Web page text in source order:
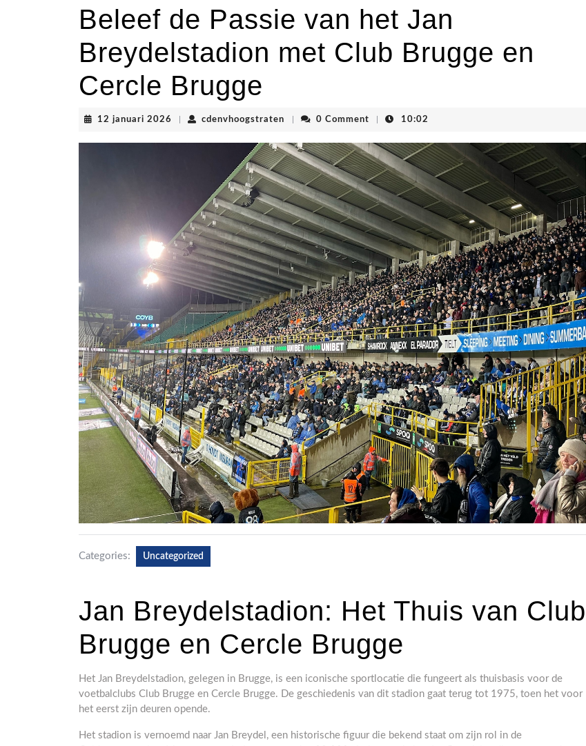
Beleef de Passie van het Jan
Breydelstadion met Club Brugge en
Cercle Brugge
12 januari 2026 12
2026
cdenvhoogstraten cdenvhoogstraten
0 Comment 10:02
Categories: Uncategorized
Jan Breydelstadion: Het Thuis van Club
Brugge en Cercle Brugge
Het Jan Breydelstadion, gelegen in Brugge, is een iconische sportlocatie die fungeert als thuisbasis voor de
voetbalclubs Club Brugge en Cercle Brugge. De geschiedenis van dit stadion gaat terug tot 1975, toen het voor
het eerst zijn deuren opende.
Het stadion is vernoemd naar Jan Breydel, een historische figuur die bekend staat om zijn rol in de